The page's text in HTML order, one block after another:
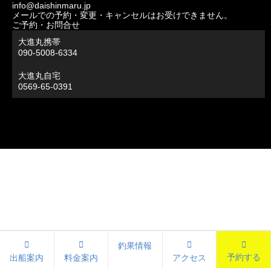
info@daishinmaru.jp
メールでの予約・変更・キャンセルはお受けできません。
ご予約・お問合せ
大進丸携帯
090-5008-6334
大進丸自宅
0569-65-0391
出船案内 料金案内
釣果情報
アクセス
予約する